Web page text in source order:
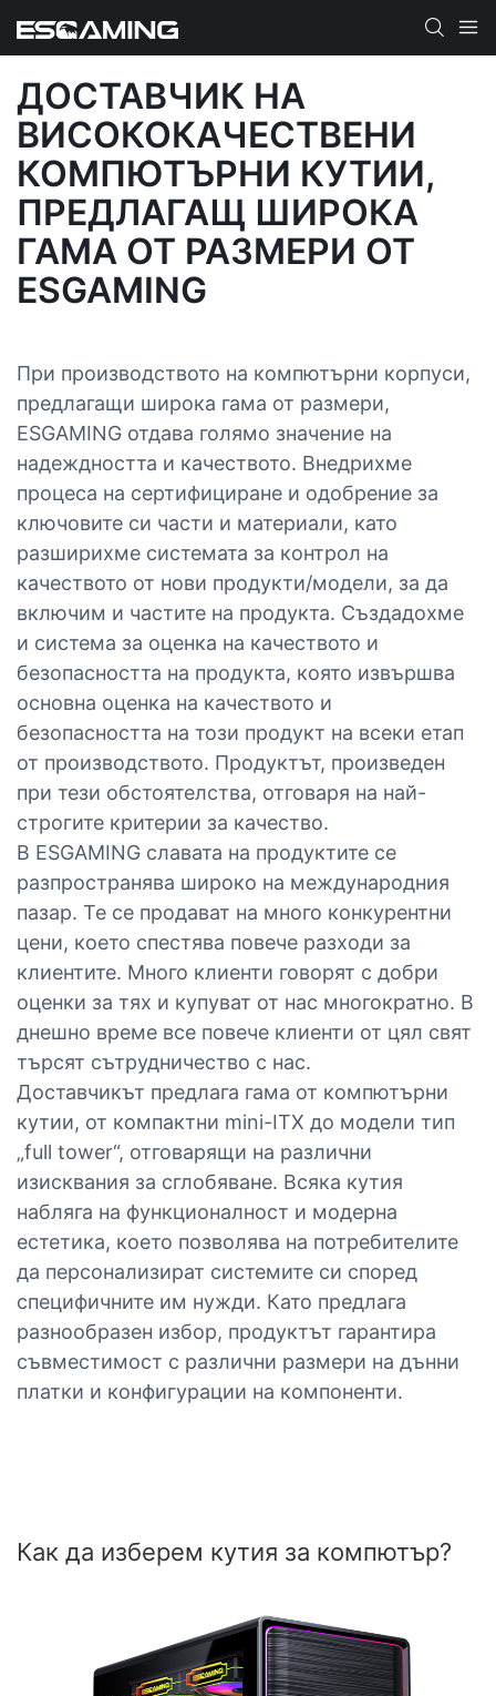
ДОСТАВЧИК НА
ВИСОКОКАЧЕСТВЕНИ
КОМПЮТЪРНИ КУТИИ,
ПРЕДЛАГАЩ ШИРОКА
ГАМА ОТ РАЗМЕРИ ОТ
ESGAMING
При производството на компютърни корпуси,
предлагащи широка гама от размери,
ESGAMING отдава голямо значение на
надеждността и качеството. Внедрихме
процеса на сертифициране и одобрение за
ключовите си части и материали, като
разширихме системата за контрол на
качеството от нови продукти/модели, за да
включим и частите на продукта. Създадохме
и система за оценка на качеството и
безопасността на продукта, която извършва
основна оценка на качеството и
безопасността на този продукт на всеки етап
от производството. Продуктът, произведен
при тези обстоятелства, отговаря на най-
строгите критерии за качество.
В ESGAMING славата на продуктите се
разпространява широко на международния
пазар. Те се продават на много конкурентни
цени, което спестява повече разходи за
клиентите. Много клиенти говорят с добри
оценки за тях и купуват от нас многократно. В
днешно време все повече клиенти от цял ​​свят
търсят сътрудничество с нас.
Доставчикът предлага гама от компютърни
кутии, от компактни mini-ITX до модели тип
„full tower“, отговарящи на различни
изисквания за сглобяване. Всяка кутия
набляга на функционалност и модерна
естетика, което позволява на потребителите
да персонализират системите си според
специфичните им нужди. Като предлага
разнообразен избор, продуктът гарантира
съвместимост с различни размери на дънни
платки и конфигурации на компоненти.
Как да изберем кутия за компютър?